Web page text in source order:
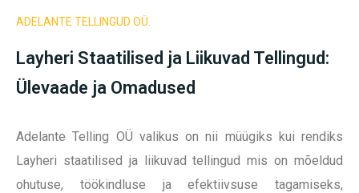
ADELANTE TELLINGUD OÜ.
Layheri Staatilised ja Liikuvad Tellingud:
Ülevaade ja Omadused
Adelante Telling OÜ valikus on nii müügiks kui rendiks
Layheri staatilised ja liikuvad tellingud mis on mõeldud
ohutuse, töökindluse ja efektiivsuse tagamiseks,